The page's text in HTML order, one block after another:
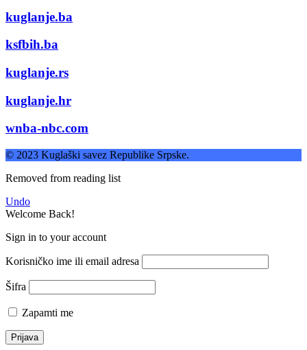
kuglanje.ba
ksfbih.ba
kuglanje.rs
kuglanje.hr
wnba-nbc.com
© 2023 Kuglaški savez Republike Srpske.
Removed from reading list
Undo
Welcome Back!
Sign in to your account
Korisničko ime ili email adresa
Šifra
Zapamti me